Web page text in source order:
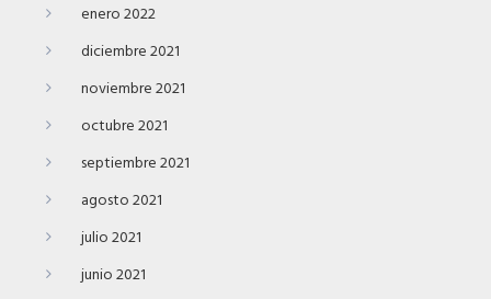
enero 2022
diciembre 2021
noviembre 2021
octubre 2021
septiembre 2021
agosto 2021
julio 2021
junio 2021